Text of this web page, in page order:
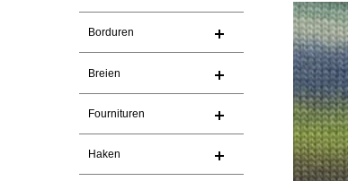
Borduren
Breien
Fournituren
Haken